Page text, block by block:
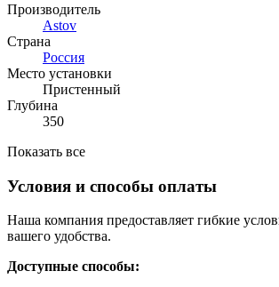
Производитель
Astov
Страна
Россия
Место установки
Пристенный
Глубина
350
Показать все
Условия и способы оплаты
Наша компания предоставляет гибкие
вашего удобства.
Доступные способы: